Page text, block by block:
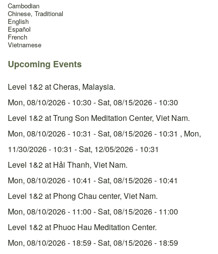
Cambodian
Chinese, Traditional
English
Español
French
Vietnamese
Upcoming Events
Level 1&2 at Cheras, Malaysia.
Mon, 08/10/2026 - 10:30 -Sat, 08/15/2026 - 10:30
Level 1&2 at Trung Son Meditation Center, Viet Nam.
Mon, 08/10/2026 - 10:31 -Sat, 08/15/2026 - 10:31 , Mon,
11/30/2026 - 10:31 -Sat, 12/05/2026 - 10:31
Level 1&2 at Hải Thanh, Viet Nam.
Mon, 08/10/2026 - 10:41 -Sat, 08/15/2026 - 10:41
Level 1&2 at Phong Chau center, Viet Nam.
Mon, 08/10/2026 - 11:00 -Sat, 08/15/2026 - 11:00
Level 1&2 at Phuoc Hau Meditation Center.
Mon, 08/10/2026 - 18:59 -Sat, 08/15/2026 - 18:59